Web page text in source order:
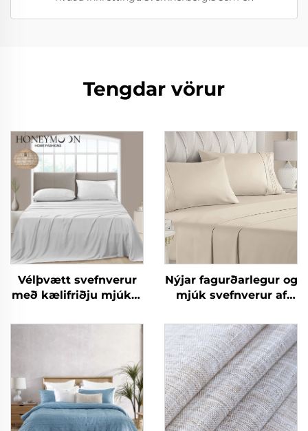
Tengdar vörur
Vélþvætt svefnverur
með kælifriðju mjúkar
Nýjar fagurðarlegur og
mjúk svefnverur af
bómull 90gsm
fyrirheituð ólíkind
svefnverur fyrir allar
árstíðir